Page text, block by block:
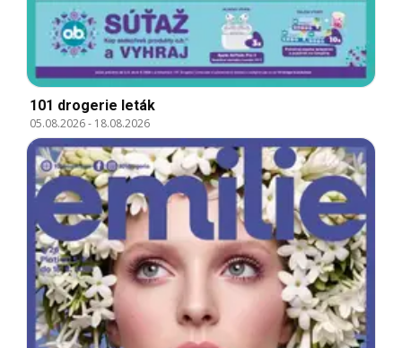
101 drogerie leták
05.08.2026- 18.08.2026